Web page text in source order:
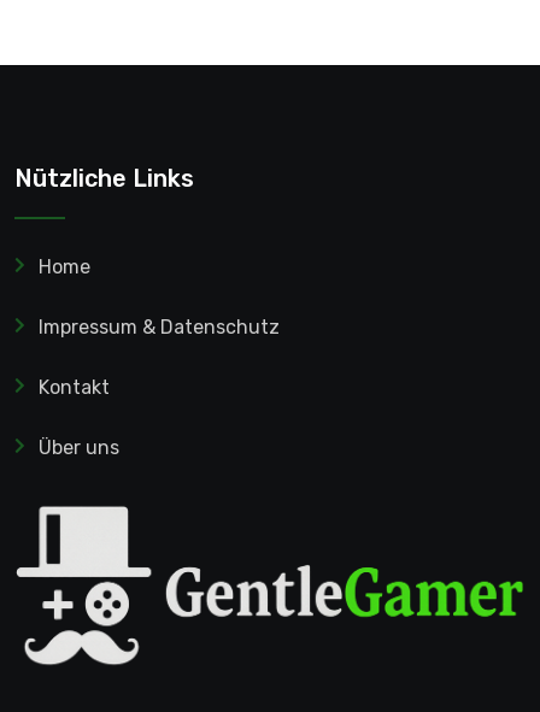
Nützliche Links
Home
Impressum & Datenschutz
Kontakt
Über uns